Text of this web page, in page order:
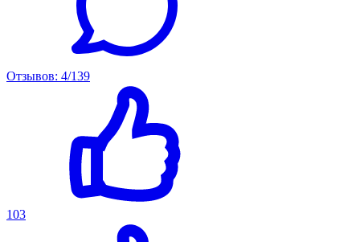
Отзывов: 4/139
103